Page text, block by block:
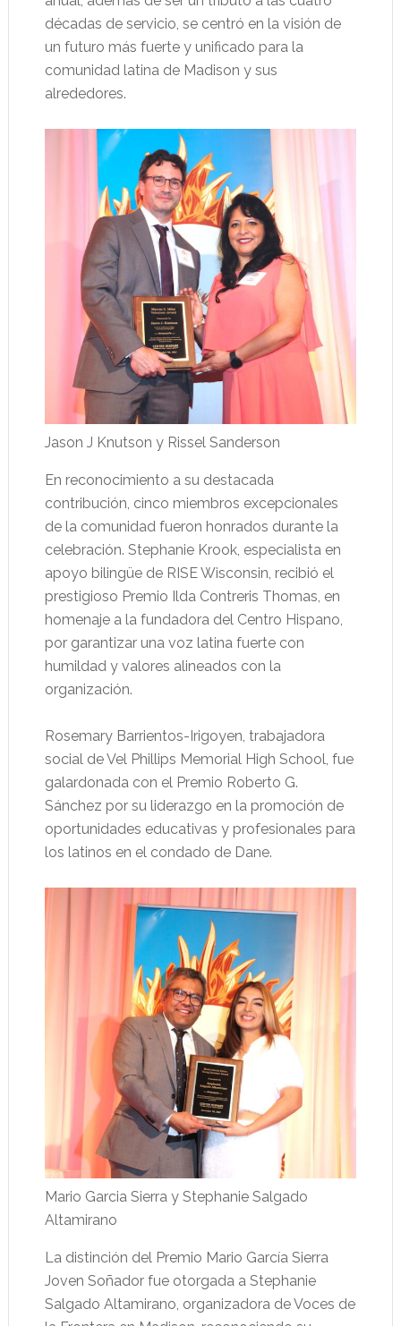
décadas de servicio, se centró en la visión de
un futuro más fuerte y unificado para la
comunidad latina de Madison y sus
alrededores.
Jason J Knutson y Rissel Sanderson
En reconocimiento a su destacada
contribución, cinco miembros excepcionales
de la comunidad fueron honrados durante la
celebración. Stephanie Krook, especialista en
apoyo bilingüe de RISE Wisconsin, recibió el
prestigioso Premio Ilda Contreris Thomas, en
homenaje a la fundadora del Centro Hispano,
por garantizar una voz latina fuerte con
humildad y valores alineados con la
organización.
Rosemary Barrientos-Irigoyen, trabajadora
social de Vel Phillips Memorial High School, fue
galardonada con el Premio Roberto G.
Sánchez por su liderazgo en la promoción de
oportunidades educativas y profesionales para
los latinos en el condado de Dane.
Mario Garcia Sierra y Stephanie Salgado
Altamirano
La distinción del Premio Mario García Sierra
Joven Soñador fue otorgada a Stephanie
Salgado Altamirano, organizadora de Voces de